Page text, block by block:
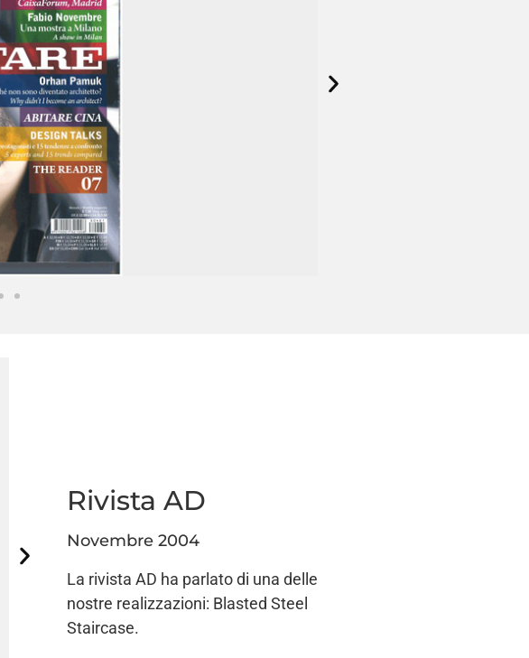
Rivista AD
Novembre 2004
La rivista AD ha parlato di una delle
nostre realizzazioni: Blasted Steel
Staircase.